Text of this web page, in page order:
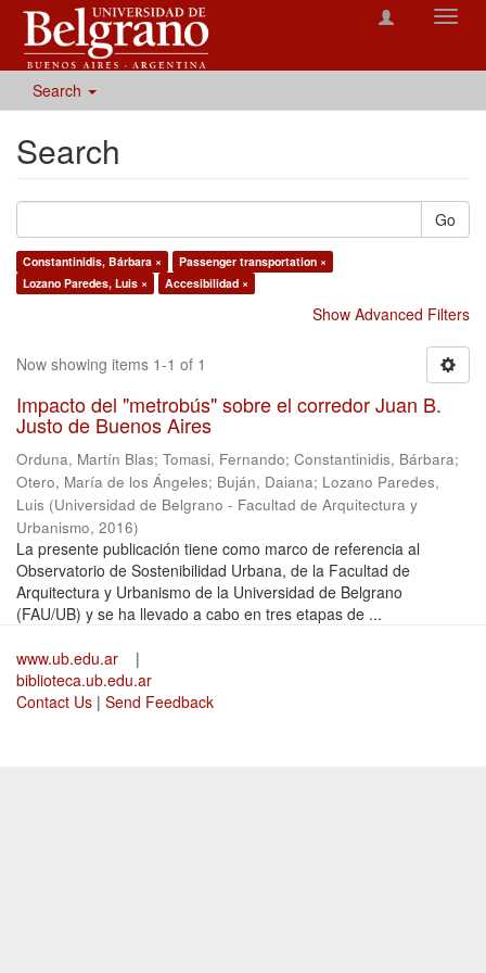
Search
Search
Go
Constantinidis, Bárbara ×
Passenger transportation ×
Lozano Paredes, Luis ×
Accesibilidad ×
Show Advanced Filters
Now showing items 1-1 of 1
Impacto del "metrobús" sobre el corredor Juan B.
Justo de Buenos Aires
Orduna, Martín Blas; Tomasi, Fernando; Constantinidis, Bárbara;
Otero, María de los Ángeles; Buján, Daiana; Lozano Paredes,
Luis (Universidad de Belgrano - Facultad de Arquitectura y
Urbanismo, 2016)
La presente publicación tiene como marco de referencia al
Observatorio de Sostenibilidad Urbana, de la Facultad de
Arquitectura y Urbanismo de la Universidad de Belgrano
(FAU/UB) y se ha llevado a cabo en tres etapas de ...
www.ub.edu.ar
|
biblioteca.ub.edu.ar
Contact Us | Send Feedback